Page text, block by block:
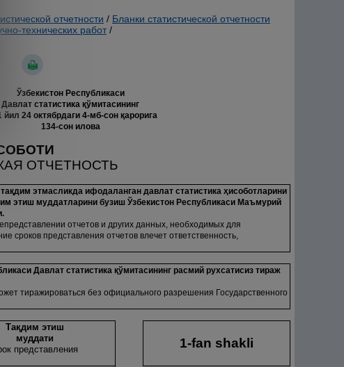
отчетности / Бланки статистической отчетности
технических работ /
Ўзбекистон Республикаси
Давлат статистика қўмитасининг
йил 24 октябрдаги 4-мб-сон қарорига
134-сон илова
ОТЧЕТНОСТЬ
қдим этмасликда ифодаланган давлат статистика ҳисоботларини
этиш муддатларини бузиш Ўзбекистон Республикаси Маъмурий
отчетов и других данных, необходимых для
сроков представления отчетов влечет ответственность,
Давлат статистика қўмитасининг расмий рухсатисиз тираж
тиражироваться без официального разрешения Государственного
Тақдим этиш
муддати
представления
1-fan shakli